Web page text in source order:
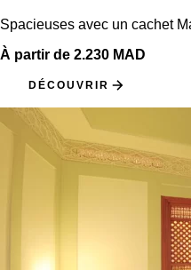
Spacieuses avec un cachet
À partir de 2.230 MAD
DÉCOUVRIR